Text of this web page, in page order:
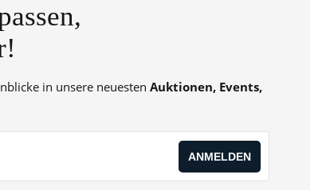
in unsere neuesten Auktionen, Events,